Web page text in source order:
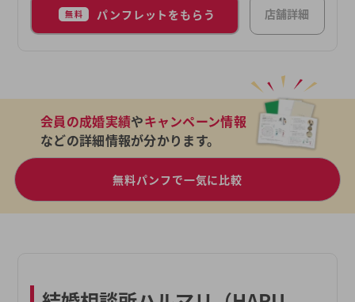
無料 パンフレットをもらう 店舗詳細
会員の成婚実績やキャンペーン情報
などの詳細情報が分かります。
無料パンフで一気に比較